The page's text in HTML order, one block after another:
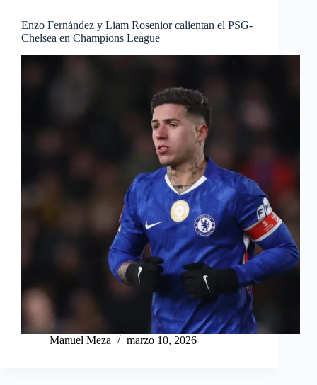
Enzo Fernández y Liam Rosenior calientan el PSG-
Chelsea en Champions League
Manuel Meza marzo 10, 2026